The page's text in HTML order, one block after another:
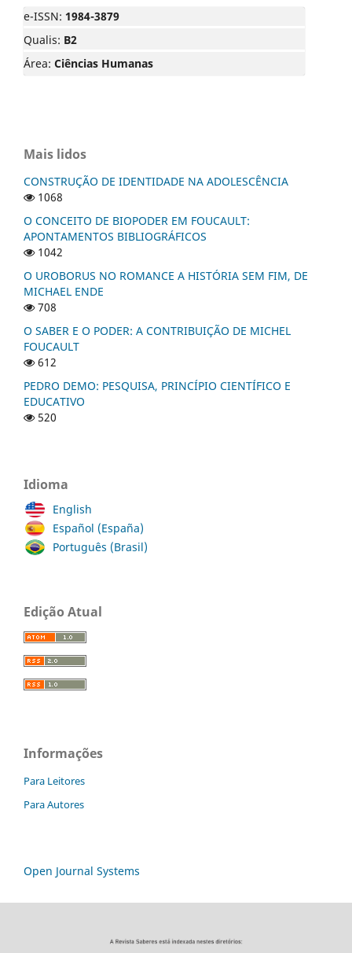
e-ISSN: 1984-3879
Qualis: B2
Área: Ciências Humanas
Mais lidos
CONSTRUÇÃO DE IDENTIDADE NA ADOLESCÊNCIA
1068
O CONCEITO DE BIOPODER EM FOUCAULT:
APONTAMENTOS BIBLIOGRÁFICOS
1042
O UROBORUS NO ROMANCE A HISTÓRIA SEM FIM, DE
MICHAEL ENDE
708
O SABER E O PODER: A CONTRIBUIÇÃO DE MICHEL
FOUCAULT
612
PEDRO DEMO: PESQUISA, PRINCÍPIO CIENTÍFICO E
EDUCATIVO
520
Idioma
English
Español (España)
Português (Brasil)
Edição Atual
Informações
Para Leitores
Para Autores
Open Journal Systems